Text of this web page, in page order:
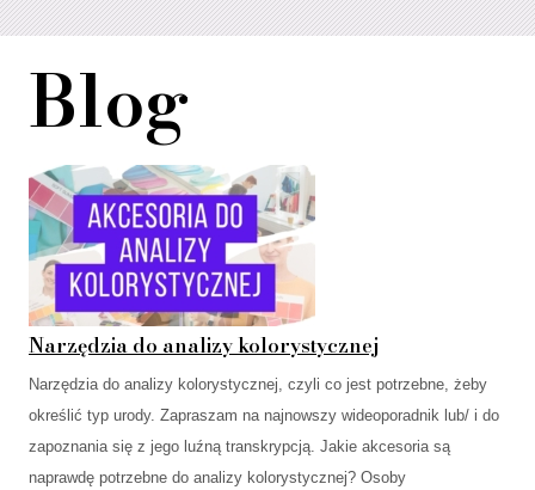
Blog
Narzędzia do analizy kolorystycznej
Narzędzia do analizy kolorystycznej, czyli co jest potrzebne, żeby
określić typ urody. Zapraszam na najnowszy wideoporadnik lub/ i do
zapoznania się z jego luźną transkrypcją. Jakie akcesoria są
naprawdę potrzebne do analizy kolorystycznej? Osoby